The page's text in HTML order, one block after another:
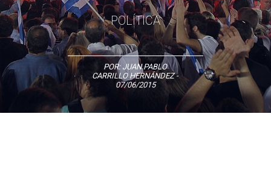
POLÍTICA
POR: JUAN PABLO
CARRILLO HERNÁNDEZ-
07/06/2015